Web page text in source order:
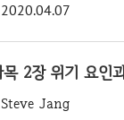
2020.04.07
Steve Jang